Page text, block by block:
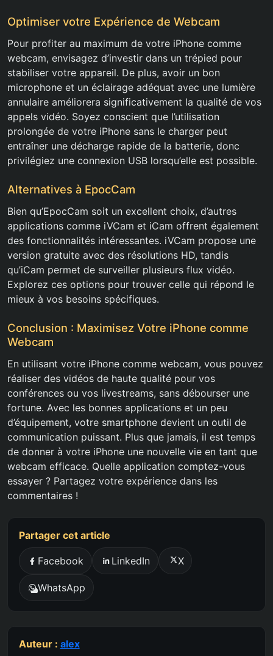
Optimiser votre Expérience de Webcam
Pour profiter au maximum de votre iPhone comme
webcam, envisagez d’investir dans un trépied pour
stabiliser votre appareil. De plus, avoir un bon
microphone et un éclairage adéquat avec une lumière
annulaire améliorera significativement la qualité de vos
appels vidéo. Soyez conscient que l’utilisation
prolongée de votre iPhone sans le charger peut
entraîner une décharge rapide de la batterie, donc
privilégiez une connexion USB lorsqu’elle est possible.
Alternatives à EpocCam
Bien qu’EpocCam soit un excellent choix, d’autres
applications comme iVCam et iCam offrent également
des fonctionnalités intéressantes. iVCam propose une
version gratuite avec des résolutions HD, tandis
qu’iCam permet de surveiller plusieurs flux vidéo.
Explorez ces options pour trouver celle qui répond le
mieux à vos besoins spécifiques.
Conclusion : Maximisez Votre iPhone comme
Webcam
En utilisant votre iPhone comme webcam, vous pouvez
réaliser des vidéos de haute qualité pour vos
conférences ou vos livestreams, sans débourser une
fortune. Avec les bonnes applications et un peu
d’équipement, votre smartphone devient un outil de
communication puissant. Plus que jamais, il est temps
de donner à votre iPhone une nouvelle vie en tant que
webcam efficace. Quelle application comptez-vous
essayer ? Partagez votre expérience dans les
commentaires !
Partager cet article
Facebook LinkedIn X
WhatsApp
Auteur : alex